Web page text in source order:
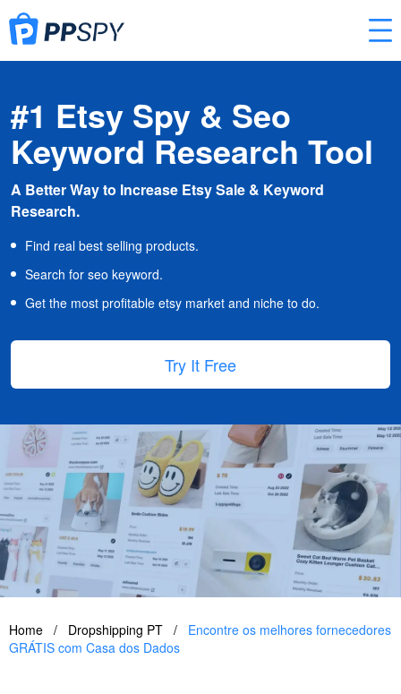
#1 Etsy Spy & Seo
Keyword Research Tool
A Better Way to Increase Etsy Sale & Keyword
Research.
Find real best selling products.
Search for seo keyword.
Get the most profitable etsy market and niche to do.
Try It Free
Home / Dropshipping PT /
Encontre os melhores fornecedores
GRÁTIS com Casa dos Dados